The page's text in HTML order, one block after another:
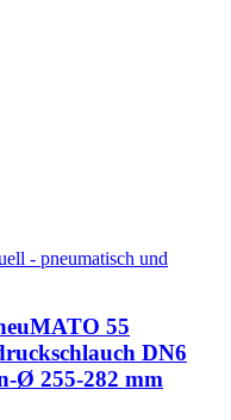
- pneumatisch und
55
DN6
Ø 255-282 mm